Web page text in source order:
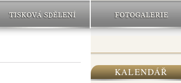
TISKOVÁ SDĚLENÍ FOTOGALERIE
KALENDÁŘ